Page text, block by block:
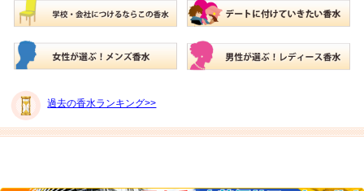
過去の香水ランキング>>